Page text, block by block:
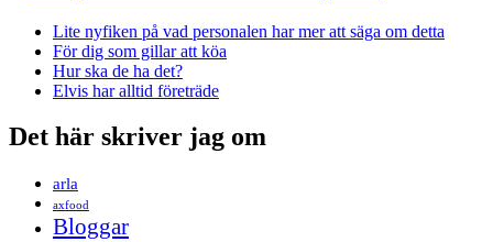
Lite nyfiken på vad personalen har mer att säga om detta
För dig som gillar att köa
Hur ska de ha det?
Elvis har alltid företräde
Det här skriver jag om
arla
axfood
Bloggar